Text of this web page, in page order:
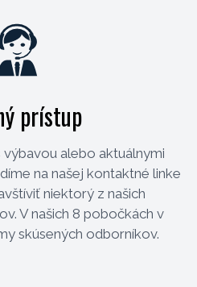
prístup
alebo aktuálnymi
na našej kontaktné linke
niektorý z našich
V našich 8 pobočkách v
skúsených odborníkov.